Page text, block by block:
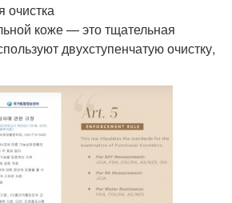
очистка
коже — это тщательная
двухступенчатую очистку,